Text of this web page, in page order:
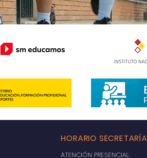
La magia de la ciencia
HORARIO SECRETARÍA
ATENCIÓN PRESENCIAL: